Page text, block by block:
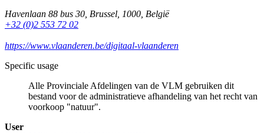
Havenlaan 88 bus 30 Brussel 1000 België
+32 (0)2 553 72 02
https://www.vlaanderen.be/digitaal-vlaanderen
Specific usage
Alle Provinciale Afdelingen van de VLM gebruiken dit
bestand voor de administratieve afhandeling van het recht van
voorkoop "natuur".
User